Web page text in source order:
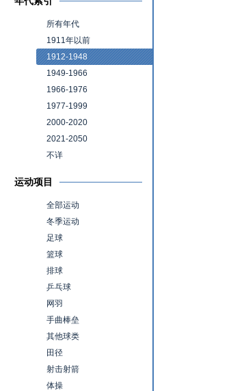
所有年代
1911年以前
1912-1948
1949-1966
1966-1976
1977-1999
2000-2020
2021-2050
不详
运动项目
全部运动
冬季运动
足球
篮球
排球
乒乓球
网羽
手曲棒垒
其他球类
田径
射击射箭
体操